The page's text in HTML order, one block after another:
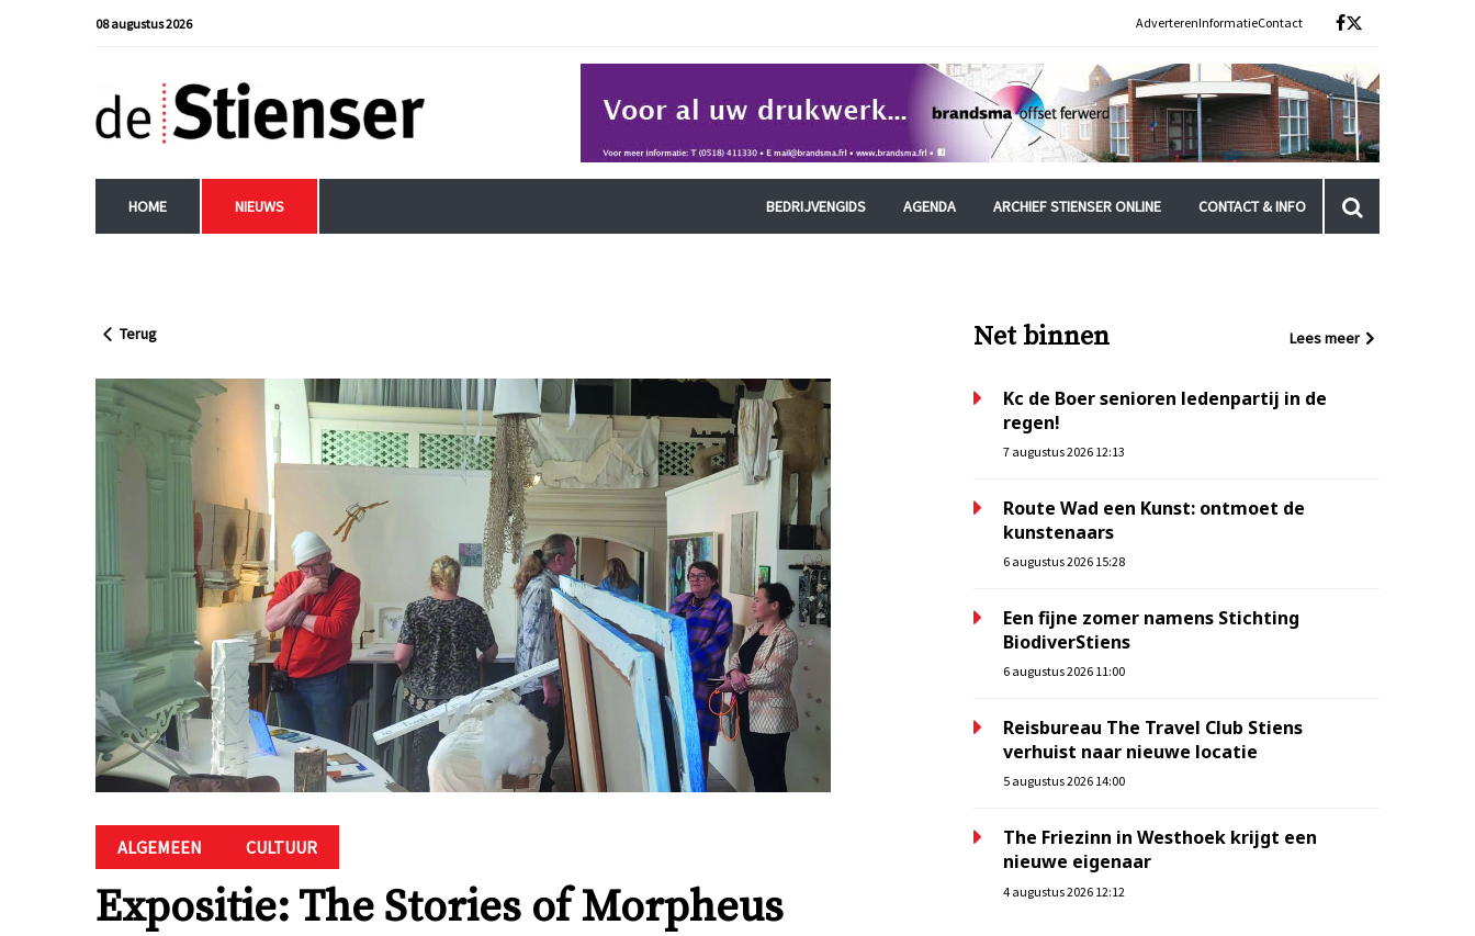
08 augustus 2026 AdverterenInformatieContact
HOME NIEUWS BEDRIJVENGIDS AGENDA ARCHIEF STIENSER ONLINE CONTACT & INFO
Terug
ALGEMEEN CULTUUR
Expositie: The Stories of Morpheus
Net binnen Lees meer
Kc de Boer senioren ledenpartij in de
regen!
7 augustus 2026 12:13
Route Wad een Kunst: ontmoet de
kunstenaars
6 augustus 2026 15:28
Een fijne zomer namens Stichting
BiodiverStiens
6 augustus 2026 11:00
Reisbureau The Travel Club Stiens
verhuist naar nieuwe locatie
5 augustus 2026 14:00
The Friezinn in Westhoek krijgt een
nieuwe eigenaar
4 augustus 2026 12:12